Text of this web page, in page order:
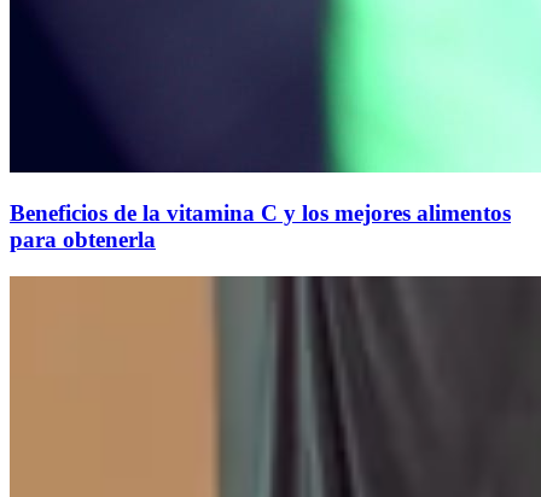
Beneficios de la vitamina C y los mejores alimentos
para obtenerla